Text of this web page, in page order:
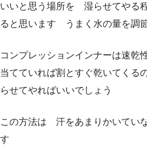
いいと思う場所を 湿らせてやる
ると思います うまく水の量を調
コンプレッションインナーは速
当てていれば割とすぐ乾いてく
らせてやればいいでしょう
この方法は 汗をあまりかいてい
す